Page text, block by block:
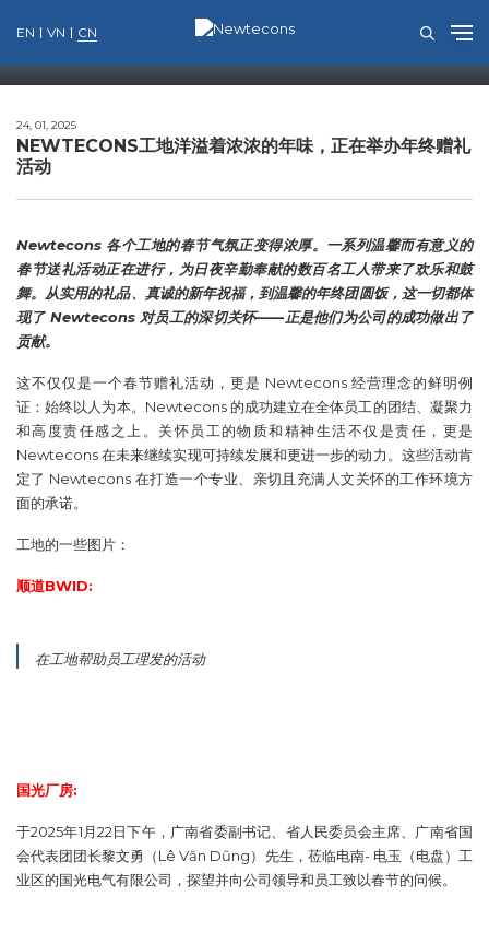
EN VN CN
主页 公司新闻
24, 01, 2025
NEWTECONS工地洋溢着浓浓的年味，正在举办年终赠礼
活动
Newtecons 各个工地的春节气氛正变得浓厚。一系列温馨而有意义的
春节送礼活动正在进行，为日夜辛勤奉献的数百名工人带来了欢乐和鼓
舞。从实用的礼品、真诚的新年祝福，到温馨的年终团圆饭，这一切都体
现了 Newtecons 对员工的深切关怀——正是他们为公司的成功做出了
贡献。
这不仅仅是一个春节赠礼活动，更是 Newtecons 经营理念的鲜明例
证：始终以人为本。Newtecons 的成功建立在全体员工的团结、凝聚力
和高度责任感之上。关怀员工的物质和精神生活不仅是责任，更是
Newtecons 在未来继续实现可持续发展和更进一步的动力。这些活动肯
定了 Newtecons 在打造一个专业、亲切且充满人文关怀的工作环境方
面的承诺。
工地的一些图片：
顺道BWID:
在工地帮助员工理发的活动
国光厂房:
于2025年1月22日下午，广南省委副书记、省人民委员会主席、广南省国
会代表团团长黎文勇（Lê Văn Dũng）先生，莅临电南- 电玉（电盘）工
业区的国光电气有限公司，探望并向公司领导和员工致以春节的问候。